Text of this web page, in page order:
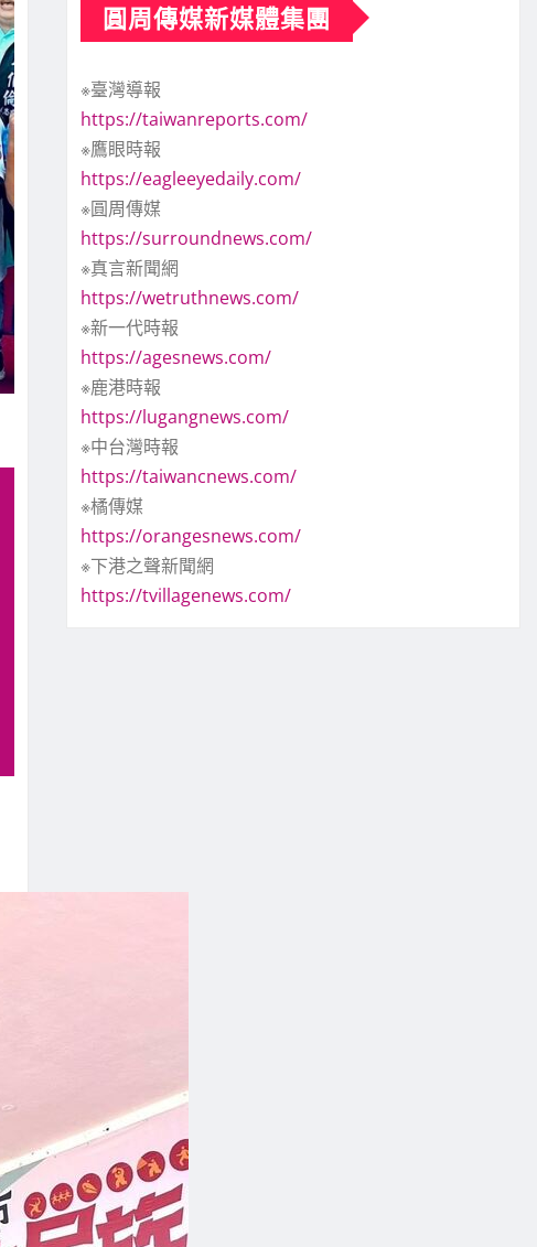
圓周傳媒新媒體集團
※臺灣導報
https://taiwanreports.com/
※鷹眼時報
https://eagleeyedaily.com/
※圓周傳媒
https://surroundnews.com/
※真言新聞網
https://wetruthnews.com/
※新一代時報
https://agesnews.com/
※鹿港時報
https://lugangnews.com/
※中台灣時報
https://taiwancnews.com/
※橘傳媒
https://orangesnews.com/
※下港之聲新聞網
https://tvillagenews.com/